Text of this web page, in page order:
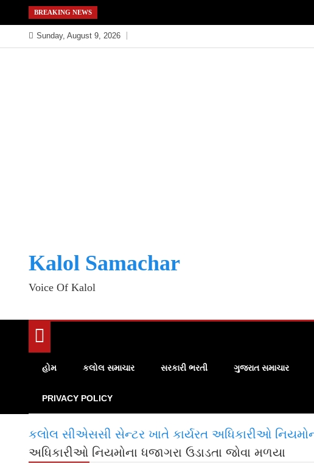
to
content
BREAKING NEWS
Sunday, August 9, 2026
Kalol Samachar
Voice Of Kalol
હોમ કલોલ સમાચાર સરકારી ભરતી ગુજરાત સમાચાર
PRIVACY POLICY
કલોલ સીએસસી સેન્ટર ખાતે કાર્યરત અધિકારીઓ
અધિકારીઓ નિયમોના ધજાગરા ઉડાડતા જોવા મળયા